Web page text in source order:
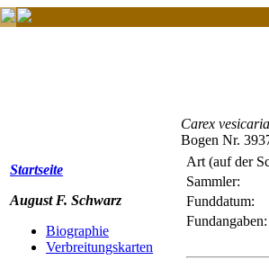
Startseite
August F. Schwarz
Biographie
Verbreitungskarten
Carex vesicaria
Bogen Nr.
Art (auf der
Sammler:
Funddatum:
Fundangaben: